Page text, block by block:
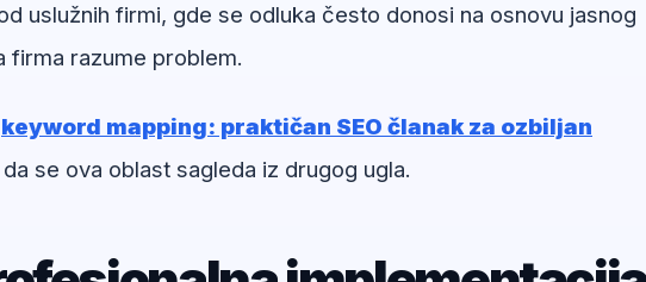
uslužnih firmi, gde se odluka često donosi na osnovu jasnog
firma razume problem.
keyword mapping: praktičan SEO članak za ozbiljan
se ova oblast sagleda iz drugog ugla.